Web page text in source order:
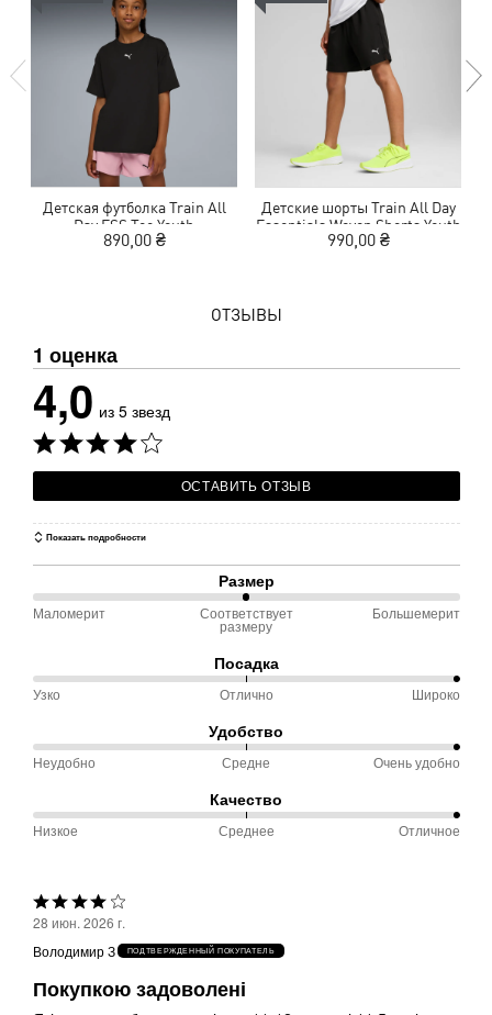
Детская футболка Train All
Day ESS Tee Youth
890,00 ₴
Детские шорты Train All Day
Essentials Woven Shorts Youth
990,00 ₴
ОТЗЫВЫ
1 оценка
4,0 из 5 звезд
ОСТАВИТЬ ОТЗЫВ
Показать подробности
Размер
50 %
и
размеру
Маломерит Соответствует
размеру
Большемерит
Посадка
100 %
Узко
Узко Отлично Широко
Удобство
100 %
Неудобно
Неудобно Средне Очень удобно
Качество
100 %
и
Низкое Среднее Отличное
Выбрана
оценка
4из
5
28 июн. 2026 г.
Володимир З
ПОДТВЕРЖДЕННЫЙ ПОКУПАТЕЛЬ
Покупкою задоволені